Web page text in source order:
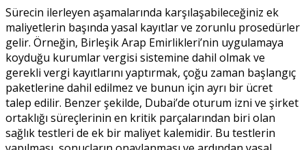
Sürecin ilerleyen aşamalarında karşılaşabileceğiniz ek
maliyetlerin başında yasal kayıtlar ve zorunlu prosedürler
gelir. Örneğin, Birleşik Arap Emirlikleri’nin uygulamaya
koyduğu kurumlar vergisi sistemine dahil olmak ve
gerekli vergi kayıtlarını yaptırmak, çoğu zaman başlangıç
paketlerine dahil edilmez ve bunun için ayrı bir ücret
talep edilir. Benzer şekilde, Dubai’de oturum izni ve şirket
ortaklığı süreçlerinin en kritik parçalarından biri olan
sağlık testleri de ek bir maliyet kalemidir. Bu testlerin